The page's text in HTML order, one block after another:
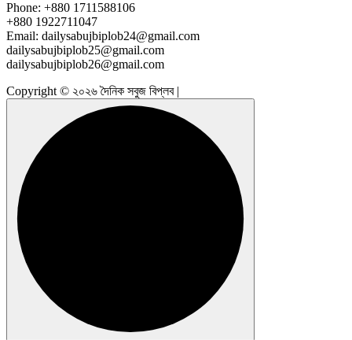
Phone: +880 1711588106
+880 1922711047
Email: dailysabujbiplob24@gmail.com
dailysabujbiplob25@gmail.com
dailysabujbiplob26@gmail.com
Copyright © ২০২৬ দৈনিক সবুজ বিপ্লব |